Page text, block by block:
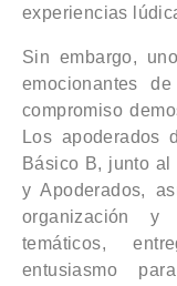
experiencias
Sin embargo,
emocionantes
compromiso
Los apoderados
Básico B, junto al
y Apoderados,
organización y
temáticos,
entusiasmo